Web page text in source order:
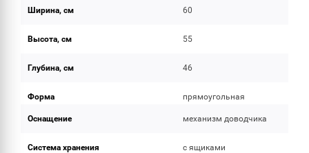
Ширина, см 60
Высота, см 55
Глубина, см 46
Форма прямоугольная
Оснащение механизм доводчика
Система хранения с ящиками